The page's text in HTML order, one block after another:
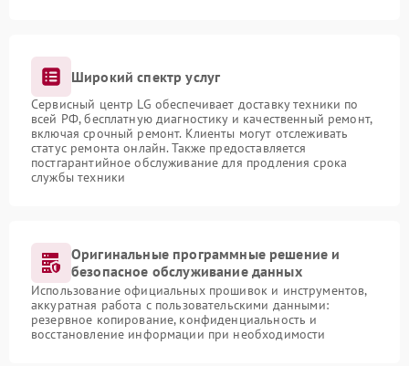
Широкий спектр услуг
Сервисный центр LG обеспечивает доставку техники по
всей РФ, бесплатную диагностику и качественный ремонт,
включая срочный ремонт. Клиенты могут отслеживать
статус ремонта онлайн. Также предоставляется
постгарантийное обслуживание для продления срока
службы техники
Оригинальные программные решение и
безопасное обслуживание данных
Использование официальных прошивок и инструментов,
аккуратная работа с пользовательскими данными:
резервное копирование, конфиденциальность и
восстановление информации при необходимости